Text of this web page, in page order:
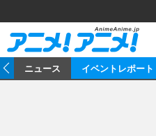
ニュース イベントレポート